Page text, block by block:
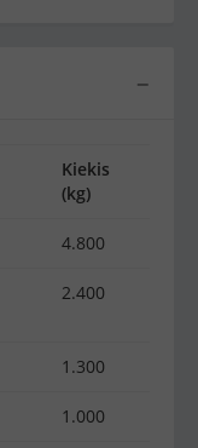
−
Kiekis
(kg)
4.800
2.400
1.300
1.000